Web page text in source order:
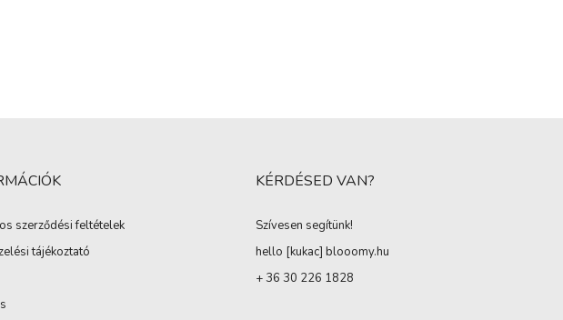
szerződési feltételek
tájékoztató
KÉRDÉSED VAN?
Szívesen segítünk!
hello [kukac] blooomy.hu
+ 36 30 226 1828